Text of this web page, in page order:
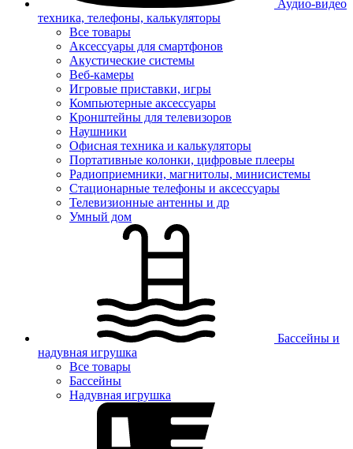
Аудио-видео
техника, телефоны, калькуляторы
Все товары
Аксессуары для смартфонов
Акустические системы
Веб-камеры
Игровые приставки, игры
Компьютерные аксессуары
Кронштейны для телевизоров
Наушники
Офисная техника и калькуляторы
Портативные колонки, цифровые плееры
Радиоприемники, магнитолы, минисистемы
Стационарные телефоны и аксессуары
Телевизионные антенны и др
Умный дом
Бассейны и
надувная игрушка
Все товары
Бассейны
Надувная игрушка